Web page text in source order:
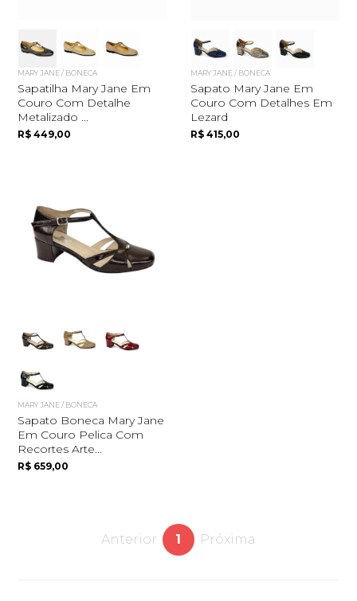
MARY JANE / BONECA
Sapatilha Mary Jane Em
Couro Com Detalhe
Metalizado ...
R$ 449,00
MARY JANE / BONECA
Sapato Mary Jane Em
Couro Com Detalhes Em
Lezard
R$ 415,00
MARY JANE / BONECA
Sapato Boneca Mary Jane
Em Couro Pelica Com
Recortes Arte...
R$ 659,00
Anterior 1 Próxima